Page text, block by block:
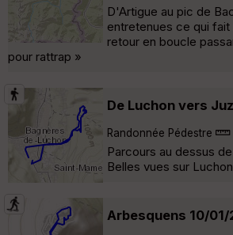
D'Artigue au pic de
entretenues ce qui fait
retour en boucle
pour rattrap »
De Luchon vers
Randonnée Pédestre
Parcours au dessus
Belles vues sur
Arbesquens 10/